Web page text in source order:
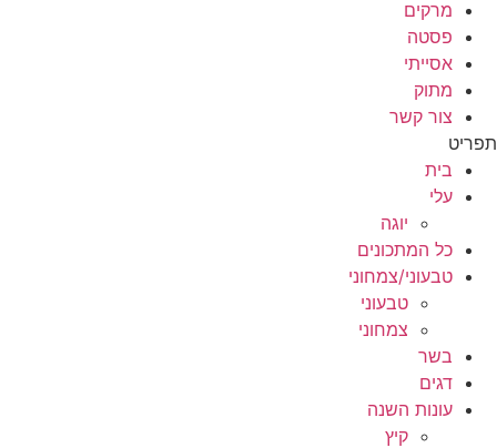
מרקים
פסטה
אסייתי
מתוק
צור קשר
תפריט
בית
עלי
יוגה
כל המתכונים
טבעוני/צמחוני
טבעוני
צמחוני
בשר
דגים
עונות השנה
קיץ